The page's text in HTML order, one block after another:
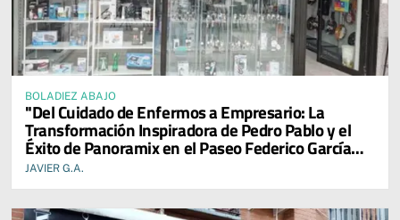
BOLADIEZ ABAJO
"Del Cuidado de Enfermos a Empresario: La
Transformación Inspiradora de Pedro Pablo y el
Éxito de Panoramix en el Paseo Federico García
Lorca"
JAVIER G.A.